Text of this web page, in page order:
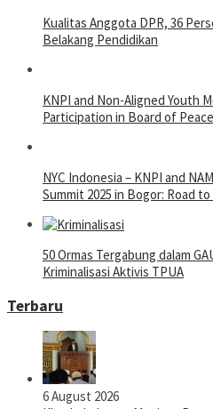
Kualitas Anggota DPR, 36
Belakang Pendidikan
KNPI and Non-Aligned Youth
Participation in Board of
NYC Indonesia – KNPI and
Summit 2025 in Bogor: Road
50 Ormas Tergabung dalam
Kriminalisasi Aktivis TPUA
Terbaru
6 August 2026